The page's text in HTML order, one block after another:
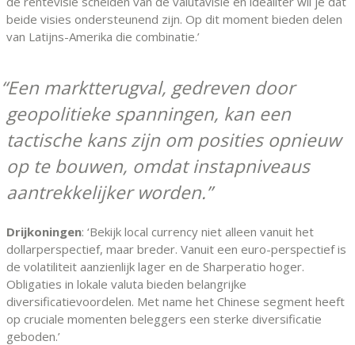
beide visies ondersteunend zijn. Op dit moment bieden delen
van Latijns-Amerika die combinatie.’
Een marktterugval, gedreven door
geopolitieke spanningen, kan een
tactische kans zijn om posities opnieuw
op te bouwen, omdat instapniveaus
aantrekkelijker worden.
Drijkoningen: ‘Bekijk local currency niet alleen vanuit het
dollarperspectief, maar breder. Vanuit een euro-perspectief is
de volatiliteit aanzienlijk lager en de Sharperatio hoger.
Obligaties in lokale valuta bieden belangrijke
diversificatievoordelen. Met name het Chinese segment heeft
op cruciale momenten beleggers een sterke diversificatie
geboden.’